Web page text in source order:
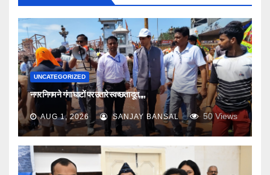
UNCATEGORIZED
नगर निगम ने गंगा घाटों पर उतारे स्वच्छता दूत,,,,
AUG 1, 2026 SANJAY BANSAL 50Views